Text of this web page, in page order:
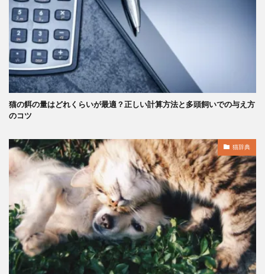
猫の餌の量はどれくらいが最適？正しい計算方法と多頭飼いでの与え方
のコツ
猫辞典